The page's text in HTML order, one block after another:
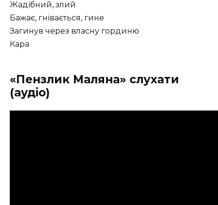
Жадібний, злий
Бажає, гнівається, гине
Загинув через власну гординю
Кара
«Пензлик Маляна» слухати
(аудіо)